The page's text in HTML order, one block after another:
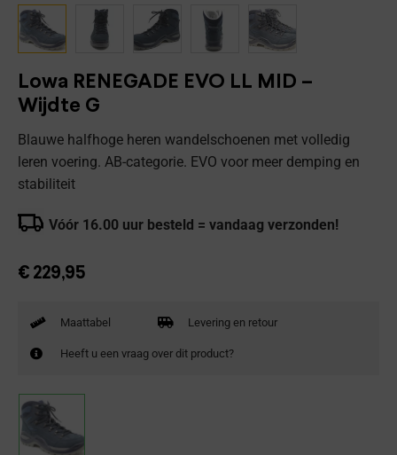
Lowa RENEGADE EVO LL MID –
Wijdte G
Blauwe halfhoge heren wandelschoenen met volledig
leren voering. AB-categorie. EVO voor meer demping en
stabiliteit
Vóór 16.00 uur besteld = vandaag verzonden!
€ 229,95
Maattabel Levering en retour
Heeft u een vraag over dit product?